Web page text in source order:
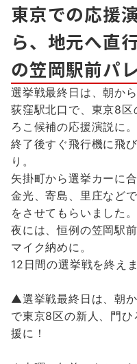
東京での応援
ら、地元へ直
の笠岡駅前パ
選挙戦最終日は、朝か
荻窪駅北口で、東京8区
ろこ候補の応援演説に。
終了後すぐ飛行機に飛
り。
矢掛町から選挙カーに
金光、寄島、里庄など
をさせてもらいました。
夜には、恒例の笠岡駅
マイク納めに。
12日間の選挙戦を終え
▲選挙戦最終日は、朝
で東京8区の新人、門ひ
援に！